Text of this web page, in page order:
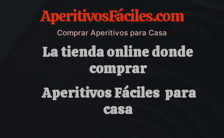
AperitivosFáciles.com
Comprar Aperitivos para Casa
La tienda online donde
comprar
Aperitivos Fáciles para
casa